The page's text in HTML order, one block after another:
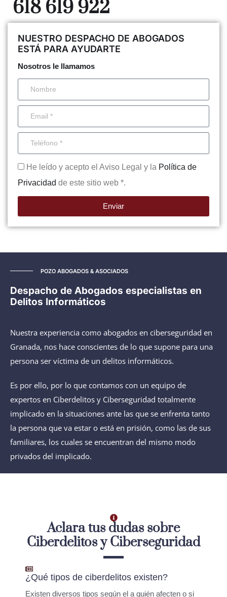
618 619 922
NUESTRO DESPACHO DE ABOGADOS
ESTÁ PARA AYUDARTE
Nosotros le llamamos
He leído y acepto el Aviso Legal y la Política de
Privacidad de este sitio web *.
Enviar
POZO ABOGADOS & ASOCIADOS
Despacho de Abogados especialistas en
Delitos Informáticos
Nuestra experiencia como abogados en ciberseguridad en
Granada, nos hace conscientes de lo que supone para una
persona ser víctima de un delitos informáticos.
Es por ello, por lo que contamos con un equipo de
expertos en Ciberdelitos y Ciberseguridad totalmente
implicado en la situaciones ante las que se enfrenta tanto
la persona que va estar o está en prisión, como las de sus
familiares, los cuales se encuentran del mismo modo
privados del implicado.
Aclara tus dudas sobre
Ciberdelitos y Ciberseguridad
¿Qué tipos de ciberdelitos existen?
Existen diversos tipos según el a quién afecten o si